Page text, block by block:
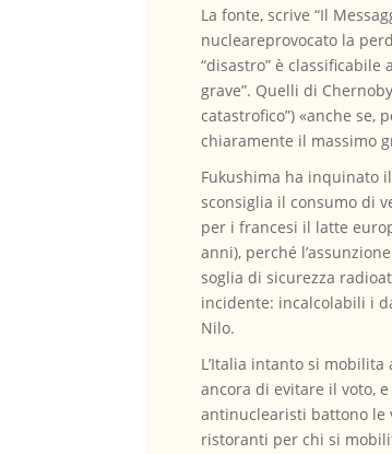
La fonte, scrive “Il
nucleareprovocato la
“disastro” è
grave”. Quelli di
catastrofico”) «anche se,
chiaramente il massimo
Fukushima ha inquinato
sconsiglia il consumo di
per i francesi il latte
anni), perché
soglia di sicurezza
incidente: incalcolabili i
Nilo.
L’Italia intanto si
ancora di evitare il voto,
antinuclearisti battono le
ristoranti per chi si